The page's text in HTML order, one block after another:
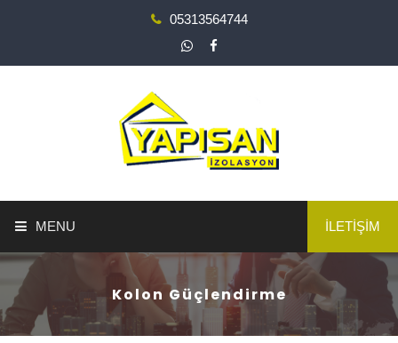
05313564744
MENU
ANA SAYFA
İLETİŞİM
Kolon Güçlendirme